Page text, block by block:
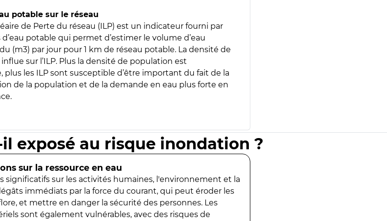
potable sur le réseau
de Perte du réseau (ILP) est un indicateur fourni par
d’eau potable qui permet d’estimer le volume d’eau
(m3) par jour pour 1 km de réseau potable. La densité de
sur l’ILP. Plus la densité de population est
plus les ILP sont susceptible d’être important du fait de la
de la population et de la demande en eau plus forte en
exposé au risque inondation ?
sur la ressource en eau
significatifs sur les activités humaines, l'environnement et la
immédiats par la force du courant, qui peut éroder les
et mettre en danger la sécurité des personnes. Les
sont également vulnérables, avec des risques de